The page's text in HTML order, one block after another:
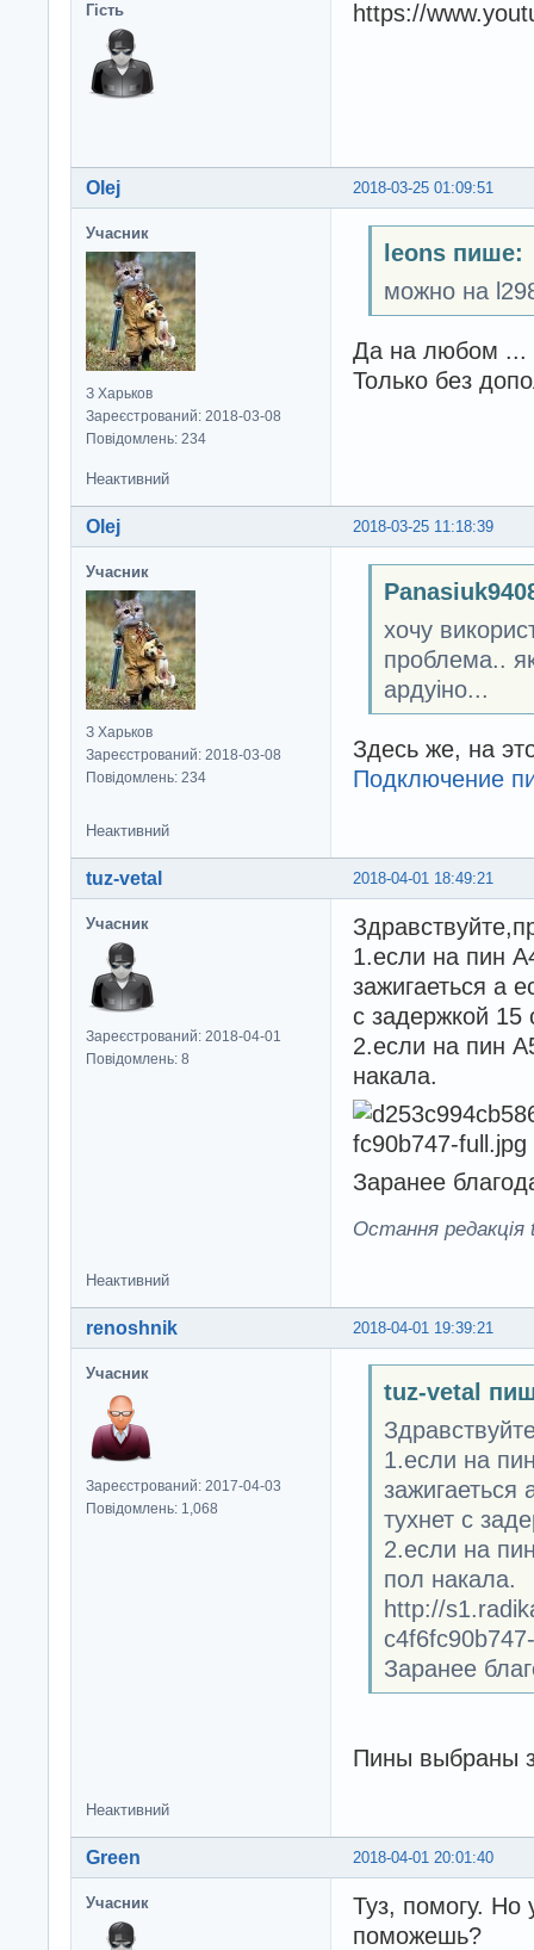
Гість https://
2018-03-25 01:09:51
Olej
Учасник
З Харьков
Зареєстрований: 2018-03-08
Повідомлень: 234
leons пише:
можно на
Да на любом ...
Только без
Неактивний
2018-03-25 11:18:39
Olej
Учасник
З Харьков
Зареєстрований: 2018-03-08
Повідомлень: 234
хочу
проблема..
ардуіно...
Здесь же, на
Подключение
Неактивний
2018-04-01 18:49:21
tuz-vetal
Учасник
Зареєстрований: 2018-04-01
Повідомлень: 8
1.если на пин
зажигаеться а
с задержкой 15
2.если на пин
накала.
Заранее
Остання редакція
Неактивний
2018-04-01 19:39:21
renoshnik
Учасник
Зареєстрований: 2017-04-03
Повідомлень: 1,068
tuz-vetal
1.если на
зажигаеться
тухнет с
2.если на
пол накала.
http://
Заранее
Пины выбраны
Неактивний
2018-04-01 20:01:40
Green
Учасник
Туз, помогу. Но
поможешь?